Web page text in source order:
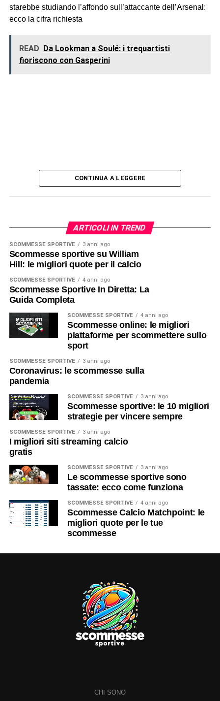
starebbe studiando l’affondo sull’attaccante dell’Arsenal:
ecco la cifra richiesta
READ Da Lookman a Soulé: i trequartisti
fioriscono con Gasperini
CONTINUA A LEGGERE
ARTICOLI IN TREND
SCOMMESSE SPORTIVE 3 anni ago
Scommesse sportive su William
Hill: le migliori quote per il calcio
SCOMMESSE SPORTIVE 4 anni ago
Scommesse Sportive In Diretta: La
Guida Completa
SCOMMESSE SPORTIVE 4 anni ago
Scommesse online: le migliori
piattaforme per scommettere sullo
sport
SCOMMESSE SPORTIVE 3 anni ago
Coronavirus: le scommesse sulla
pandemia
SCOMMESSE SPORTIVE 3 anni ago
Scommesse sportive: le 10 migliori
strategie per vincere sempre
SCOMMESSE SPORTIVE 3 anni ago
I migliori siti streaming calcio
gratis
SCOMMESSE SPORTIVE 3 anni ago
Le scommesse sportive sono
tassate: ecco come funziona
SCOMMESSE SPORTIVE 4 anni ago
Scommesse Calcio Matchpoint: le
migliori quote per le tue
scommesse
CHI SONO